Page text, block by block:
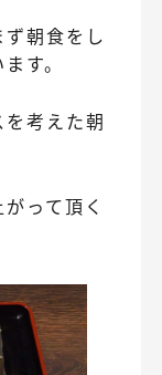
朝食をし
す。
考えた朝
って頂く